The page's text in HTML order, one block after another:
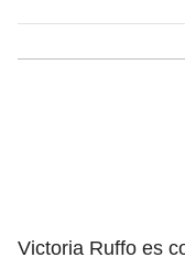
Victoria Ruffo es